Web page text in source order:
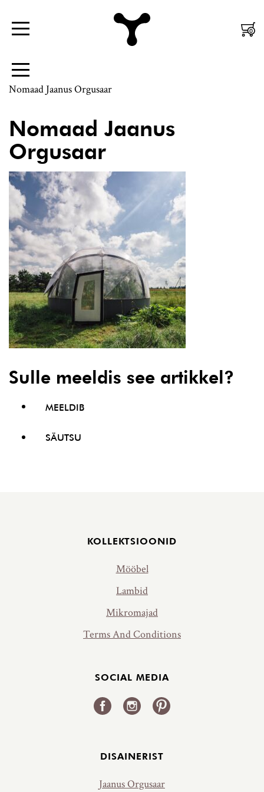
Mobiili
Menüü 0
Külgpaani
navigatsioon
Menüü
Nomaad Jaanus Orgusaar
Nomaad Jaanus
Orgusaar
Sulle meeldis see artikkel?
MEELDIB
SÄUTSU
KOLLEKTSIOONID
Mööbel
Lambid
Mikromajad
Terms And Conditions
SOCIAL MEDIA
DISAINERIST
Jaanus Orgusaar